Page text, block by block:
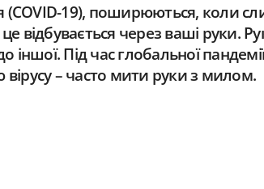
(COVID-19), поширюються, коли
відбувається через ваші руки.
іншої. Під час глобальної
– часто мити руки з милом.